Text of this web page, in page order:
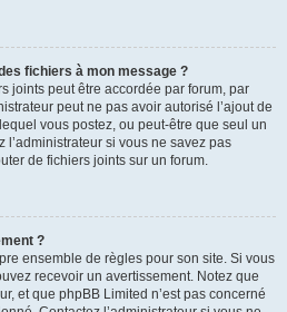
fichiers à mon message ?
joints peut être accordée par forum, par
peut ne pas avoir autorisé l’ajout de
vous postez, ou peut-être que seul un
si vous ne savez pas
de fichiers joints sur un forum.
?
ensemble de règles pour son site. Si vous
recevoir un avertissement. Notez que
et que phpBB Limited n’est pas concerné